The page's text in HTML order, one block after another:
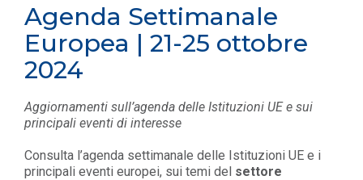
Agenda Settimanale
Europea | 21-25 ottobre
2024
Aggiornamenti sull’agenda delle Istituzioni UE e sui
principali eventi di interesse
Consulta l’agenda settimanale delle Istituzioni UE e i
principali eventi europei, sui temi del settore